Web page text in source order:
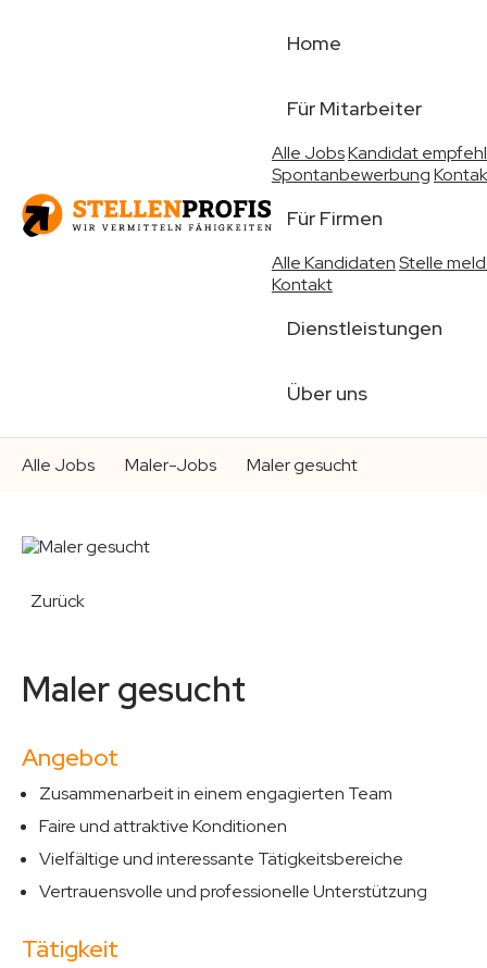
Home
Für Mitarbeiter
Alle JobsKandidat
Spontanbewerbung
Für Firmen
Alle KandidatenStelle
Kontakt
Dienstleistungen
Über uns
Alle Jobs Maler-Jobs Maler gesucht
Zurück
Maler gesucht
Angebot
Zusammenarbeit in einem engagierten Team
Faire und attraktive Konditionen
Vielfältige und interessante Tätigkeitsbereiche
Vertrauensvolle und professionelle Unterstützung
Tätigkeit